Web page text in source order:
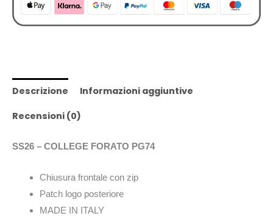
Descrizione Informazioni aggiuntive
Recensioni (0)
SS26 – COLLEGE FORATO PG74
Chiusura frontale con zip
Patch logo posteriore
MADE IN ITALY